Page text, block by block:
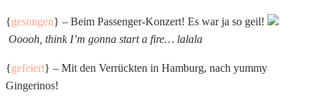
{gesungen} – Beim Passenger-Konzert! Es war ja so geil!
Ooooh, think I’m gonna start a fire… lalala
{gefeiert} – Mit den Verrückten in Hamburg, nach yummy
Gingerinos!